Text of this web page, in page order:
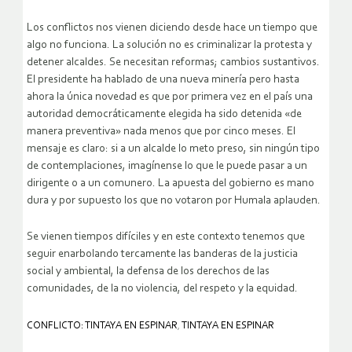
Los conflictos nos vienen diciendo desde hace un tiempo que
algo no funciona. La solución no es criminalizar la protesta y
detener alcaldes. Se necesitan reformas; cambios sustantivos.
El presidente ha hablado de una nueva minería pero hasta
ahora la única novedad es que por primera vez en el país una
autoridad democráticamente elegida ha sido detenida «de
manera preventiva» nada menos que por cinco meses. El
mensaje es claro: si a un alcalde lo meto preso, sin ningún tipo
de contemplaciones, imagínense lo que le puede pasar a un
dirigente o a un comunero. La apuesta del gobierno es mano
dura y por supuesto los que no votaron por Humala aplauden.
Se vienen tiempos difíciles y en este contexto tenemos que
seguir enarbolando tercamente las banderas de la justicia
social y ambiental, la defensa de los derechos de las
comunidades, de la no violencia, del respeto y la equidad.
CONFLICTO: TINTAYA EN ESPINAR, TINTAYA EN ESPINAR